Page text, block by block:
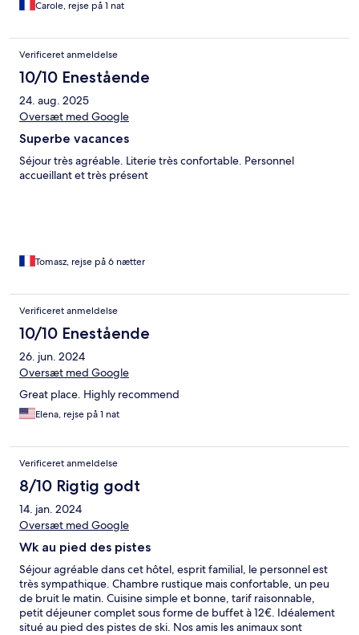
Carole, rejse på 1 nat
Verificeret anmeldelse
10/10 Enestående
24. aug. 2025
Oversæt med Google
Superbe vacances
Séjour très agréable. Literie très confortable. Personnel
accueillant et très présent
Tomasz, rejse på 6 nætter
Verificeret anmeldelse
10/10 Enestående
26. jun. 2024
Oversæt med Google
Great place. Highly recommend
Elena, rejse på 1 nat
Verificeret anmeldelse
8/10 Rigtig godt
14. jan. 2024
Oversæt med Google
Wk au pied des pistes
Séjour agréable dans cet hôtel, esprit familial, le personnel est
très sympathique. Chambre rustique mais confortable, un peu
de bruit le matin. Cuisine simple et bonne, tarif raisonnable,
petit déjeuner complet sous forme de buffet à 12€. Idéalement
situé au pied des pistes de ski. Nos amis les animaux sont